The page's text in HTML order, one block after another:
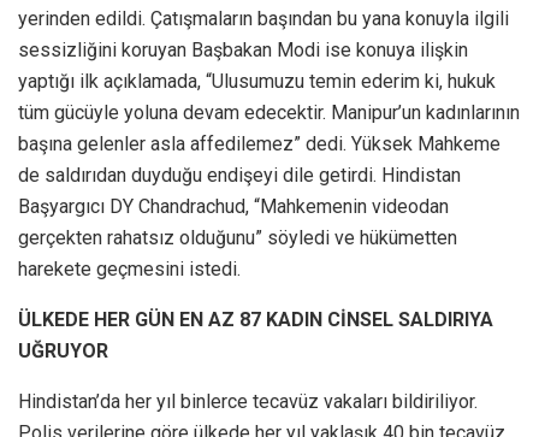
yerinden edildi. Çatışmaların başından bu yana konuyla ilgili
sessizliğini koruyan Başbakan Modi ise konuya ilişkin
yaptığı ilk açıklamada, “Ulusumuzu temin ederim ki, hukuk
tüm gücüyle yoluna devam edecektir. Manipur’un kadınlarının
başına gelenler asla affedilemez” dedi. Yüksek Mahkeme
de saldırıdan duyduğu endişeyi dile getirdi. Hindistan
Başyargıcı DY Chandrachud, “Mahkemenin videodan
gerçekten rahatsız olduğunu” söyledi ve hükümetten
harekete geçmesini istedi.
ÜLKEDE HER GÜN EN AZ 87 KADIN CİNSEL SALDIRIYA
UĞRUYOR
Hindistan’da her yıl binlerce tecavüz vakaları bildiriliyor.